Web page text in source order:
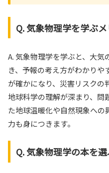
Q. 気象物理学を学ぶ
A. 気象物理学を学ぶと、大
き、予報の考え方がわかり
が確かになり、災害リスクの
地球科学の理解が深まり、問
た地球温暖化や自然現象への
力も身につきます。
Q. 気象物理学の本を